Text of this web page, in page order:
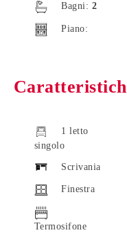
Bagni: 2
Piano:
1 letto
singolo
Scrivania
Finestra
Termosifone